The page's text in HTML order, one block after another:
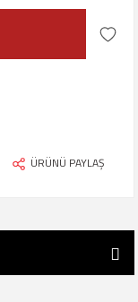
ÜRÜNÜ PAYLAŞ